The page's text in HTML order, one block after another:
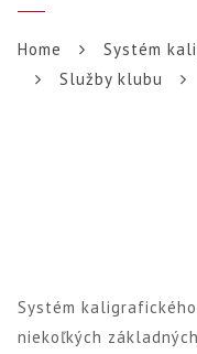
Home
Systém
Služby klubu
Systém
niekoľkých